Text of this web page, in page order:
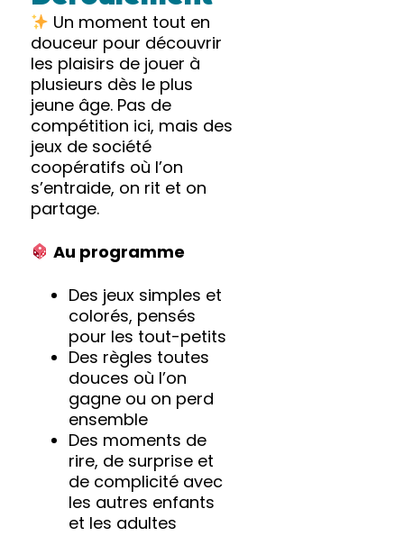
Un moment tout en
douceur pour découvrir
les plaisirs de jouer à
plusieurs dès le plus
jeune âge. Pas de
compétition ici, mais des
jeux de société
coopératifs où l’on
s’entraide, on rit et on
partage.
Au programme
Des jeux simples et
colorés, pensés
pour les tout-petits
Des règles toutes
douces où l’on
gagne ou on perd
ensemble
Des moments de
rire, de surprise et
de complicité avec
les autres enfants
et les adultes